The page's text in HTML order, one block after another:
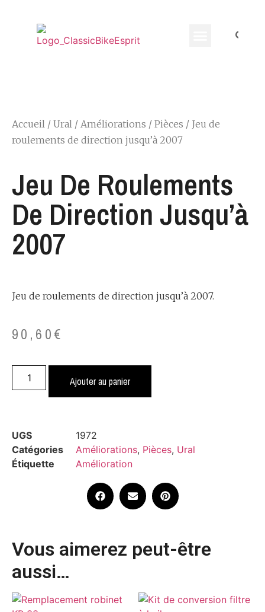
Accueil / Ural / Améliorations / Pièces / Jeu de
roulements de direction jusqu’à 2007
Jeu De Roulements
De Direction Jusqu’à
2007
Jeu de roulements de direction jusqu’à 2007.
90,60€
Ajouter au panier
UGS
1972
Catégories
Améliorations, Pièces, Ural
Étiquette
Amélioration
Vous aimerez peut-être
aussi…